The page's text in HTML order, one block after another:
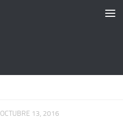
OCTUBRE 13, 2016